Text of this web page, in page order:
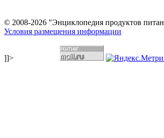
© 2008-2026 "Энциклопедия продуктов
Условия размещения информации
]]>